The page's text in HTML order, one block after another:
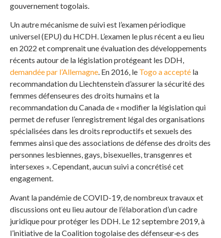
gouvernement togolais.
Un autre mécanisme de suivi est l’examen périodique
universel (EPU) du HCDH. L’examen le plus récent a eu lieu
en 2022 et comprenait une évaluation des développements
récents autour de la législation protégeant les DDH,
demandée par l’Allemagne. En 2016, le Togo a accepté la
recommandation du Liechtenstein d’assurer la sécurité des
femmes défenseures des droits humains et la
recommandation du Canada de « modifier la législation qui
permet de refuser l’enregistrement légal des organisations
spécialisées dans les droits reproductifs et sexuels des
femmes ainsi que des associations de défense des droits des
personnes lesbiennes, gays, bisexuelles, transgenres et
intersexes ». Cependant, aucun suivi a concrétisé cet
engagement.
Avant la pandémie de COVID-19, de nombreux travaux et
discussions ont eu lieu autour de l’élaboration d’un cadre
juridique pour protéger les DDH. Le 12 septembre 2019, à
l’initiative de la Coalition togolaise des défenseur·e·s des